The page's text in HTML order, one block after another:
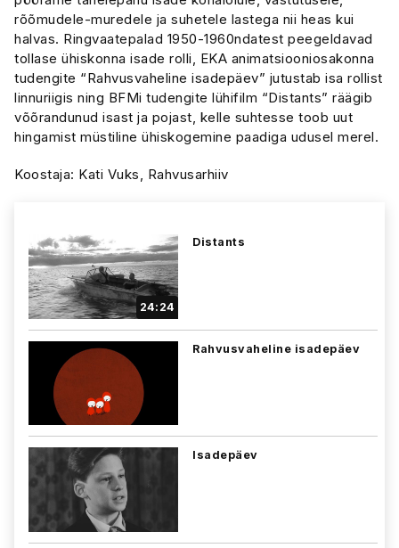
rõõmudele-muredele ja suhetele lastega nii heas kui
halvas. Ringvaatepalad 1950-1960ndatest peegeldavad
tollase ühiskonna isade rolli, EKA animatsiooniosakonna
tudengite “Rahvusvaheline isadepäev” jutustab isa rollist
linnuriigis ning BFMi tudengite lühifilm “Distants” räägib
võõrandunud isast ja pojast, kelle suhtesse toob uut
hingamist müstiline ühiskogemine paadiga udusel merel.
Koostaja: Kati Vuks, Rahvusarhiiv
24:24
Distants
Rahvusvaheline isadepäev
Isadepäev